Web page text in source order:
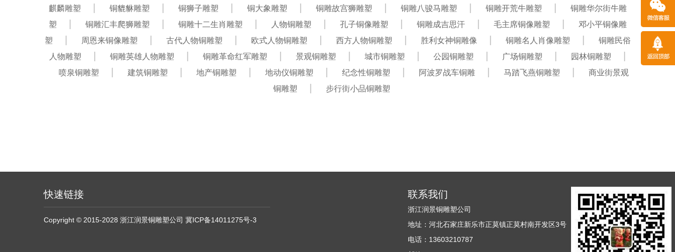
麒麟雕塑
铜貔貅雕塑 铜狮子雕塑 铜大象雕塑 铜雕故宫狮雕塑 铜雕八骏马雕塑 铜雕开荒牛雕塑
铜雕华尔街牛雕
塑
铜雕汇丰爬狮雕塑 铜雕十二生肖雕塑 人物铜雕塑 孔子铜像雕塑 铜雕成吉思汗 毛主席铜像雕塑
邓小平铜像雕
塑
周恩来铜像雕塑 古代人物铜雕塑 欧式人物铜雕塑 西方人物铜雕塑 胜利女神铜雕像 铜雕名人肖像雕塑
铜雕民俗
人物雕塑
铜雕英雄人物雕塑 铜雕革命红军雕塑 景观铜雕塑 城市铜雕塑 公园铜雕塑 广场铜雕塑
园林铜雕塑
喷泉铜雕塑
建筑铜雕塑 地产铜雕塑 地动仪铜雕塑 纪念性铜雕塑 阿波罗战车铜雕 马踏飞燕铜雕塑
商业街景观
铜雕塑
步行街小品铜雕塑
快速链接
Copyright © 2015-2028 浙江润景铜雕塑公司 冀ICP备14011275号-3
联系我们
浙江润景铜雕塑公司
地址：河北石家庄新乐市正莫镇正莫村南开发区3号
电话：13603210787